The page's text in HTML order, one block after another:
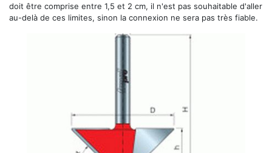
doit être comprise entre 1,5 et 2 cm, il n'est pas souhaitable d'aller
au-delà de ces limites, sinon la connexion ne sera pas très fiable.